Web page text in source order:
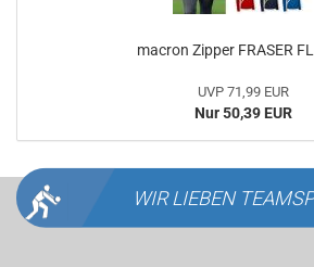
macron Zipper FRASER
UVP 71,99 EUR
Nur 50,39 EUR
WIR LIEBEN